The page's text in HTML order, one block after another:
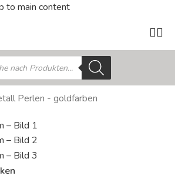
to main content
Perlen - goldfarben